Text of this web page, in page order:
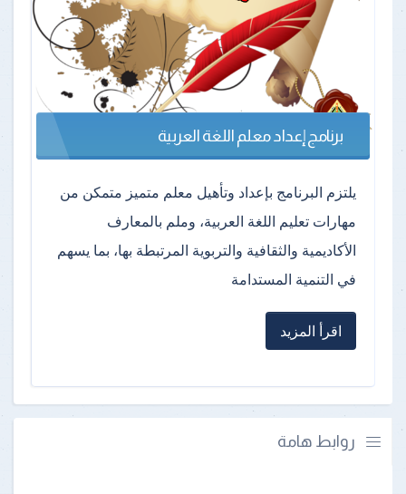
برنامج إعداد معلم اللغة العربية
يلتزم البرنامج بإعداد وتأهيل معلم متميز متمكن من
مهارات تعليم اللغة العربية، وملم بالمعارف
الأكاديمية والثقافية والتربوية المرتبطة بها، بما يسهم
في التنمية المستدامة
اقرأ المزيد
روابط هامة